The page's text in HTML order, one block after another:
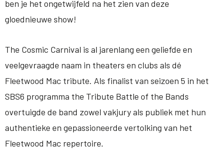
ben je het ongetwijfeld na het zien van deze
gloednieuwe show!
The Cosmic Carnival is al jarenlang een geliefde en
veelgevraagde naam in theaters en clubs als dé
Fleetwood Mac tribute. Als finalist van seizoen 5 in het
SBS6 programma the Tribute Battle of the Bands
overtuigde de band zowel vakjury als publiek met hun
authentieke en gepassioneerde vertolking van het
Fleetwood Mac repertoire.